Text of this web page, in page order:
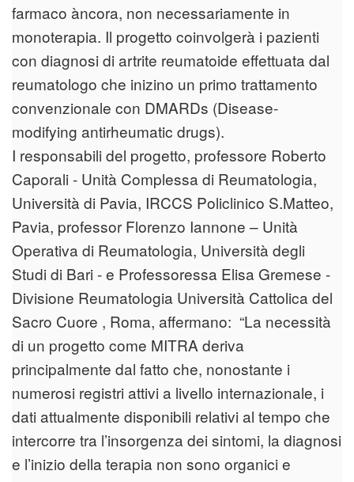
farmaco àncora, non necessariamente in
monoterapia. Il progetto coinvolgerà i pazienti
con diagnosi di artrite reumatoide effettuata dal
reumatologo che inizino un primo trattamento
convenzionale con DMARDs (Disease-
modifying antirheumatic drugs).
I responsabili del progetto, professore Roberto
Caporali - Unità Complessa di Reumatologia,
Università di Pavia, IRCCS Policlinico S.Matteo,
Pavia, professor Florenzo Iannone – Unità
Operativa di Reumatologia, Università degli
Studi di Bari - e Professoressa Elisa Gremese -
Divisione Reumatologia Università Cattolica del
Sacro Cuore , Roma, affermano: “La necessità
di un progetto come MITRA deriva
principalmente dal fatto che, nonostante i
numerosi registri attivi a livello internazionale, i
dati attualmente disponibili relativi al tempo che
intercorre tra l’insorgenza dei sintomi, la diagnosi
e l’inizio della terapia non sono organici e